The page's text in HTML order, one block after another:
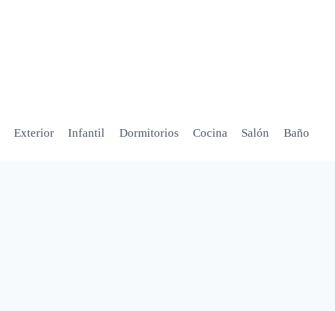
Exterior Infantil Dormitorios Cocina Salón Baño